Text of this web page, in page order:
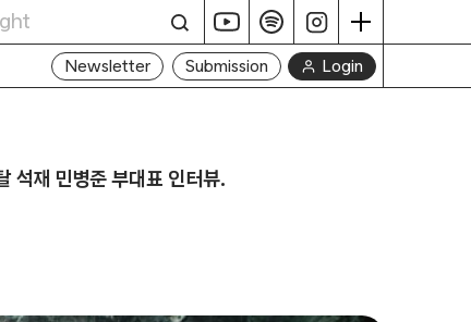
Newsletter Submission Login
석재 민병준 부대표 인터뷰.